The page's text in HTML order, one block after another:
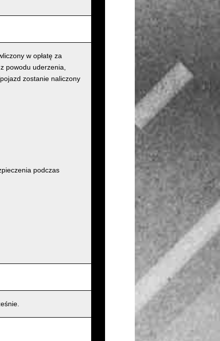
w opłatę za
powodu uderzenia,
zostanie naliczony
podczas